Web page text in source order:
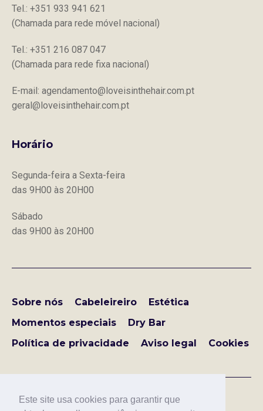
Este site usa cookies para garantir que
Tel.: +351 933 941 621
(Chamada para rede móvel nacional)
Tel.: +351 216 087 047
(Chamada para rede fixa nacional)
E-mail: agendamento@loveisinthehair.com.pt
geral@loveisinthehair.com.pt
Horário
Segunda-feira a Sexta-feira
das 9H00 às 20H00
Sábado
das 9H00 às 20H00
Sobre nós Cabeleireiro
Estética
Momentos especiais
Dry Bar
Política de privacidade
Aviso legal Cookies